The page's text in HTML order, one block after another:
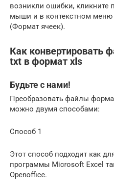
возникли ошибки, кликните
мыши и в контекстном меню
(Формат ячеек).
Как конвертировать
txt в формат xls
Будьте с нами!
Преобразовать файлы
можно двумя способами:
Способ 1
Этот способ подходит как
программы Microsoft Excel
Openoffice.